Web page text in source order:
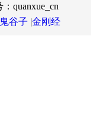
quanxue_cn
鬼谷子 |金刚经